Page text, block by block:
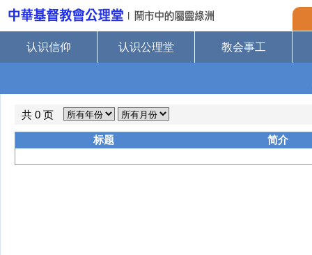
认识信仰 认识公理堂 教会事工
共 0 页
标题 简介